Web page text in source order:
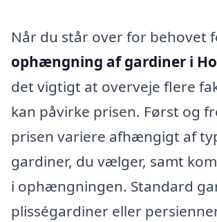
Når du står over for behovet
ophængning af gardiner i
det vigtigt at overveje flere
kan påvirke prisen. Først og
prisen variere afhængigt af
gardiner, du vælger, samt
i ophængningen. Standard
plisségardiner eller